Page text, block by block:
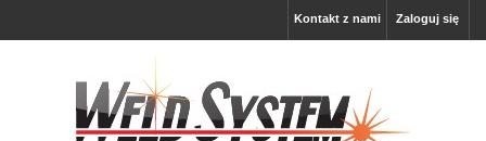
Zaloguj się
Kontakt z nami